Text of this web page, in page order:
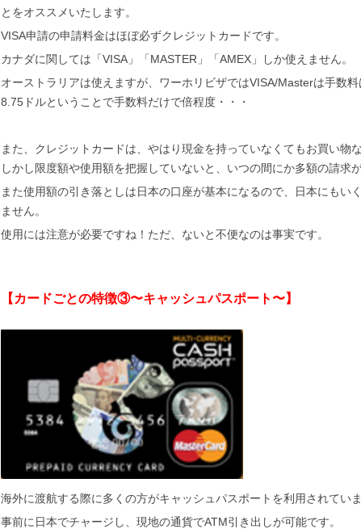
とをオススメいたします。
VISA申請の申請料金はほぼ必ずクレジットカードです。
カナダに関しては「VISA」「MASTER」「AMEX」しか使えません。
オーストラリアは使えますが、ワーホリビザではVISA/Masterは手数
8.75ドルということで手数料だけで倍程度・・・
また、クレジットカードは、やはり現金を持っていなくてもお買い物
しかし限度額や使用額を把握していないと、いつの間にか多額の請求
また使用額の引き落としは日本の口座が基本になるので、日本にもい
ません。
使用には注意が必要ですね！ただ、ないと不便なのは事実です。
【カードごとの特徴③〜キャッシュパスポート〜】
海外に渡航する際に多くの方がキャッシュパスポートを利用されてい
事前に日本でチャージし、現地の通貨でATM引き出しが可能です。